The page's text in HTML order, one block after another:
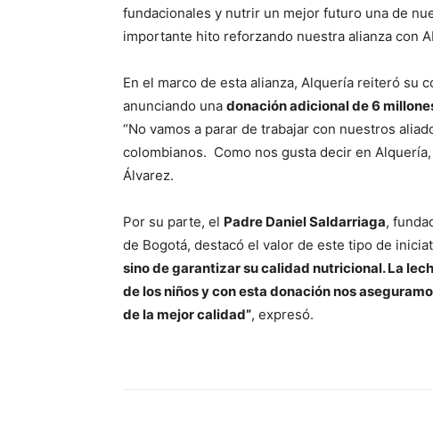
fundacionales y nutrir un mejor futuro una de
importante hito reforzando nuestra alianza con
En el marco de esta alianza, Alquería reiteró su
anunciando una donación adicional de 6
“No vamos a parar de trabajar con nuestros
colombianos. Como nos gusta decir en Alquería,
Álvarez.
Por su parte, el Padre Daniel Saldarriaga,
de Bogotá, destacó el valor de este tipo de
sino de garantizar su calidad nutricional. La
de los niños y con esta donación nos
de la mejor calidad”, expresó.